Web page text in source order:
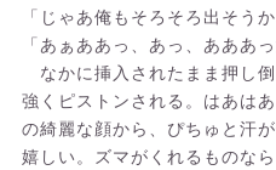
「じゃあ俺もそろそろ出そうか
「あぁああっ、あっ、あああ
なかに挿入されたまま押し
強くピストンされる。はあは
の綺麗な顔から、ぴちゅと汗
嬉しい。ズマがくれるものな